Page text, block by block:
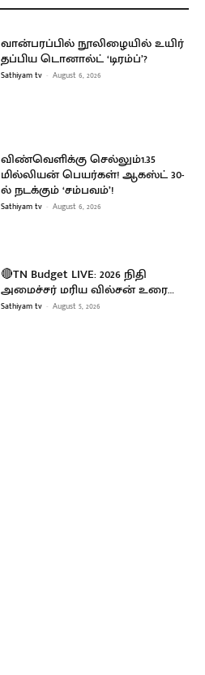
வான்பரப்பில் நூலிழையில் உயிர்
தப்பிய டொனால்ட் ‘டிரம்ப்’?
Sathiyam tv - August 6, 2026
விண்வெளிக்கு செல்லும்1.35
மில்லியன் பெயர்கள்! ஆகஸ்ட் 30-
ல் நடக்கும் ‘சம்பவம்’!
Sathiyam tv - August 6, 2026
🔴TN Budget LIVE: 2026 நிதி
அமைச்சர் மரிய வில்சன் உரை…
Sathiyam tv - August 5, 2026